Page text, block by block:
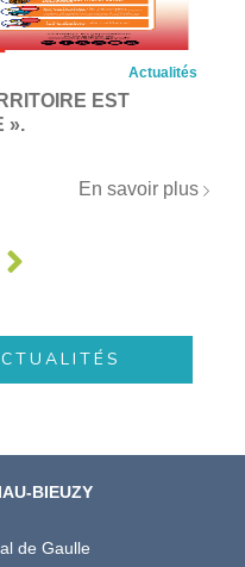
Actualités
EST
».
En savoir plus
BIEUZY
de Gaulle